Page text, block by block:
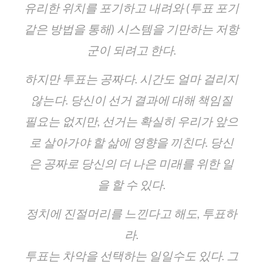
유리한 위치를 포기하고 내려와 (투표 포기
같은 방법을 통해) 시스템을 기만하는 저항
군이 되려고 한다.
하지만 투표는 공짜다. 시간도 얼마 걸리지
않는다. 당신이 선거 결과에 대해 책임질
필요는 없지만, 선거는 확실히 우리가 앞으
로 살아가야 할 삶에 영향을 끼친다. 당신
은 공짜로 당신의 더 나은 미래를 위한 일
을 할 수 있다.
정치에 진절머리를 느낀다고 해도, 투표하
라.
투표는 차악을 선택하는 일일수도 있다. 그